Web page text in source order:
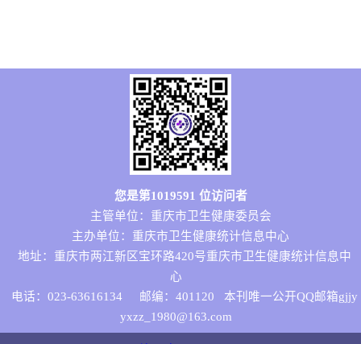
您是第1019591 位访问者
主管单位：重庆市卫生健康委员会
主办单位：重庆市卫生健康统计信息中心
地址：重庆市两江新区宝环路420号重庆市卫生健康统计信息中
心
电话：023-63616134
邮编：401120 本刊唯一公开QQ邮箱gjjy
yxzz_1980@163.com